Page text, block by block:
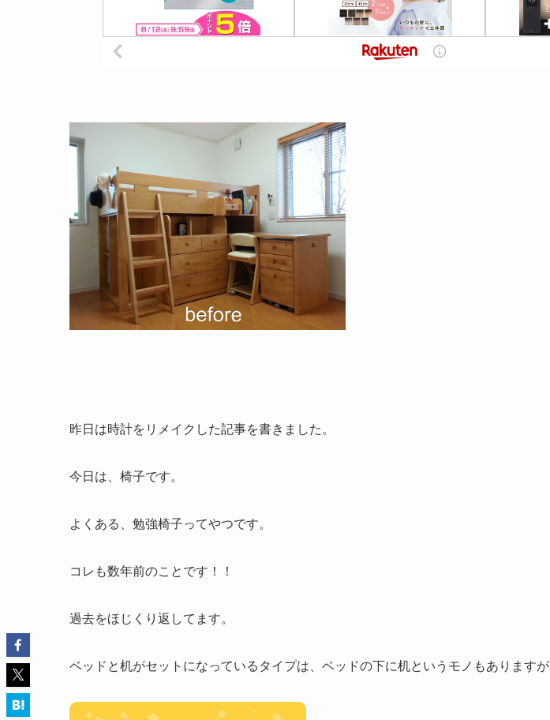
昨日は時計をリメイクした記事を書きました。
今日は、椅子です。
よくある、勉強椅子ってやつです。
コレも数年前のことです！！
過去をほじくり返してます。
ベッドと机がセットになっているタイプは、ベッドの下に机というモノもありますが